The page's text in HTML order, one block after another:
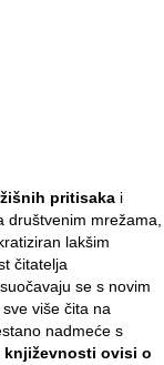
pritisaka i
društvenim mrežama,
lakšim
čitatelja
se s novim
više čita na
nadmeće s
ovisi o